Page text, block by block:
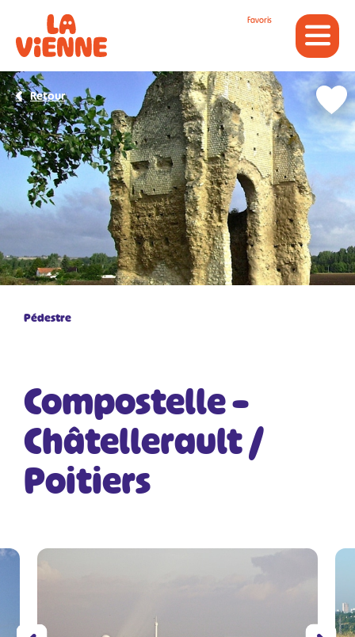
Favoris
Pédestre
Compostelle –
Châtellerault /
Poitiers
Retour